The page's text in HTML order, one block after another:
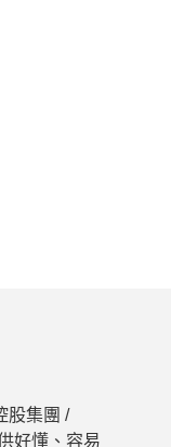
股集團 /
好懂、容易